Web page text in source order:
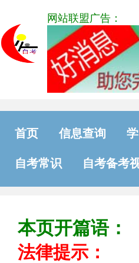
网站联盟广告：
首页 信息查询
自考常识 自考备考
本页开篇语：
法律提示：